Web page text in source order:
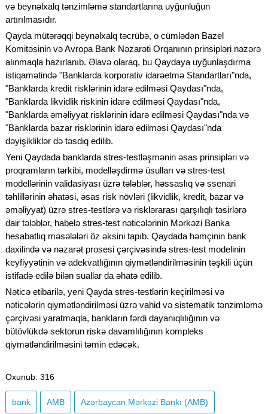
və beynəlxalq tənzimləmə standartlarına uyğunluğun
artırılmasıdır.
Qayda mütərəqqi beynəlxalq təcrübə, o cümlədən Bazel
Komitəsinin və Avropa Bank Nəzarəti Orqanının prinsipləri nəzərə
alınmaqla hazırlanıb. Əlavə olaraq, bu Qaydaya uyğunlaşdırma
istiqamətində "Banklarda korporativ idarəetmə Standartları"nda,
"Banklarda kredit risklərinin idarə edilməsi Qaydası"nda,
"Banklarda likvidlik riskinin idarə edilməsi Qaydası"nda,
"Banklarda əməliyyat risklərinin idarə edilməsi Qaydası"nda və
"Banklarda bazar risklərinin idarə edilməsi Qaydası"nda
dəyişikliklər də təsdiq edilib.
Yeni Qaydada banklarda stres-testləşmənin əsas prinsipləri və
proqramların tərkibi, modelləşdirmə üsulları və stres-test
modellərinin validasiyası üzrə tələblər, həssaslıq və ssenari
təhlillərinin əhatəsi, əsas risk növləri (likvidlik, kredit, bazar və
əməliyyat) üzrə stres-testlərə və risklərarası qarşılıqlı təsirlərə
dair tələblər, habelə stres-test nəticələrinin Mərkəzi Banka
hesabatlıq məsələləri öz əksini tapıb. Qaydada həmçinin bank
daxilində və nəzarət prosesi çərçivəsində stres-test modelinin
keyfiyyətinin və adekvatlığının qiymətləndirilməsinin təşkili üçün
istifadə edilə bilən suallar da əhatə edilib.
Nəticə etibarilə, yeni Qayda stres-testlərin keçirilməsi və
nəticələrin qiymətləndirilməsi üzrə vahid və sistematik tənzimləmə
çərçivəsi yaratmaqla, bankların fərdi dayanıqlılığının və
bütövlükdə sektorun riskə davamlılığının kompleks
qiymətləndirilməsini təmin edəcək.
Oxunub: 316
bank AMB ​​​​​​​Azərbaycan Mərkəzi Bankı (AMB)